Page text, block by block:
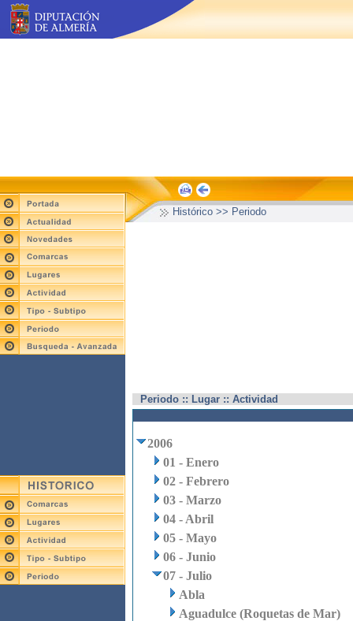
Histórico >> Periodo
Periodo :: Lugar :: Actividad
2006
01 - Enero
02 - Febrero
03 - Marzo
04 - Abril
05 - Mayo
06 - Junio
07 - Julio
Abla
Aguadulce (Roquetas de Mar)